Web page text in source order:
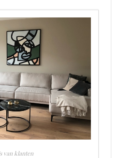
van klanten